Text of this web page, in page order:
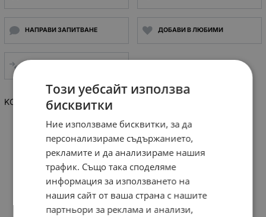
НАПРАВИ ЗАПИТВАНЕ ДОБАВИ В ЛЮБИМИ
KOPP кабелен накрайник изолиран 4кв.мм/12мм/25бр
Този уебсайт използва
бисквитки
Ние използваме бисквитки, за да
персонализираме съдържанието,
рекламите и да анализираме нашия
трафик. Също така споделяме
информация за използването на
нашия сайт от ваша страна с нашите
партньори за реклама и анализи,